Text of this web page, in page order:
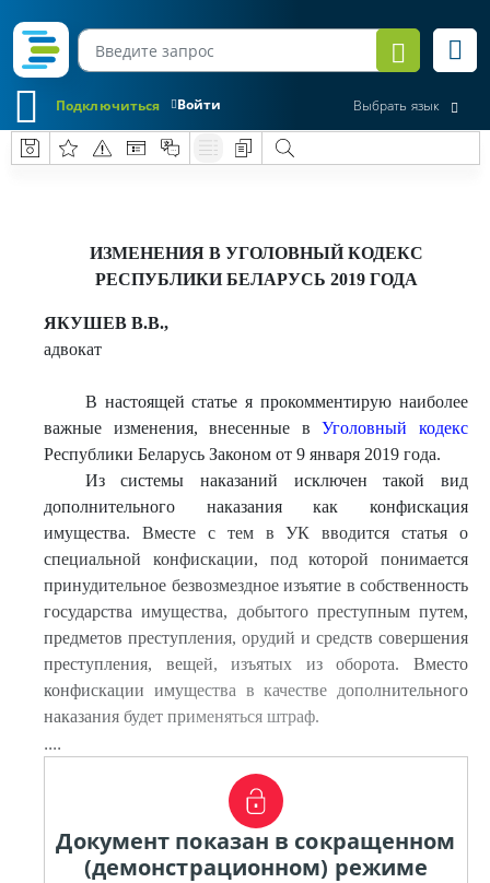
Войти
Подключиться Выбрать язык
ИЗМЕНЕНИЯ В УГОЛОВНЫЙ КОДЕКС
РЕСПУБЛИКИ БЕЛАРУСЬ 2019 ГОДА
ЯКУШЕВ В.В.,
адвокат
В настоящей статье я прокомментирую наиболее
важные изменения, внесенные вУголовный кодекс
Республики Беларусь Законом от 9 января 2019 года.
Из системы наказаний исключен такой вид
дополнительного наказания как конфискация
имущества. Вместе с тем в УК вводится статья о
специальной конфискации, под которой понимается
принудительное безвозмездное изъятие в собственность
государства имущества, добытого преступным путем,
предметов преступления, орудий и средств совершения
преступления, вещей, изъятых из оборота. Вместо
конфискации имущества в качестве дополнительного
наказания будет применяться штраф.
....
Документ показан в сокращенном
(демонстрационном) режиме